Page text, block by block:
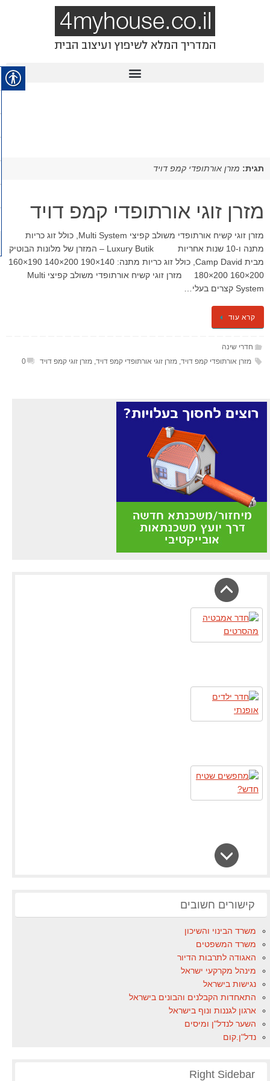
תגית: מזרן אורתופדי קמפ דויד
מזרן זוגי אורתופדי קמפ דויד
מזרן זוגי קשיח אורתופדי משולב קפיצי Multi System, כולל זוג כריות
מתנה ו-10 שנות אחריות Luxury Butik – המזרן של מלונות הבוטיק
מבית Camp David, כולל זוג כריות מתנה: 140×190 200×140 190×160
200×160 200×180 מזרן זוגי קשיח אורתופדי משולב קפיצי Multi
System קצרים בעלי…
קרא עוד
חדרי שינה
מזרן אורתופדי קמפ דויד, מזרן זוגי אורתופדי קמפ דויד, מזרן זוגי קמפ דויד 0
קישורים חשובים
משרד הבינוי והשיכון
משרד המשפטים
האגודה לתרבות הדיור
מינהל מקרקעי ישראל
נגישות בישראל
התאחדות הקבלנים והבונים בישראל
ארגון לגננות ונוף בישראל
השער לנדל"ן ומיסים
נדל"ן.קום
Right Sidebar